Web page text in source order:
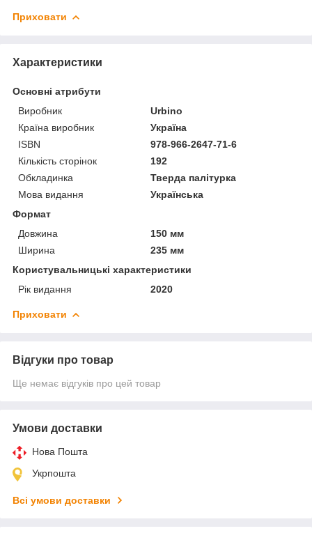
Приховати
Характеристики
Основні атрибути
Виробник
Urbino
Країна виробник
Україна
ISBN
978-966-2647-71-6
Кількість сторінок
192
Обкладинка
Тверда палітурка
Мова видання
Українська
Формат
Довжина
150 мм
Ширина
235 мм
Користувальницькі характеристики
Рік видання
2020
Приховати
Відгуки про товар
Ще немає відгуків про цей товар
Умови доставки
Нова Пошта
Укрпошта
Всі умови доставки